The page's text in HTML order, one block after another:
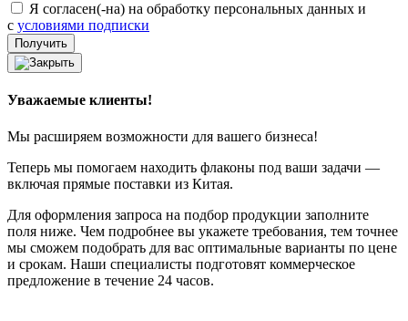
Я согласен(-на) на обработку персональных данных и
с условиями подписки
Уважаемые клиенты!
Мы расширяем возможности для вашего бизнеса!
Теперь мы помогаем находить флаконы под ваши задачи —
включая прямые поставки из Китая.
Для оформления запроса на подбор продукции заполните
поля ниже. Чем подробнее вы укажете требования, тем точнее
мы сможем подобрать для вас оптимальные варианты по цене
и срокам. Наши специалисты подготовят коммерческое
предложение в течение 24 часов.